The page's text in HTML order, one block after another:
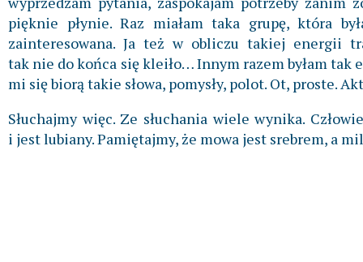
pięknie płynie. Raz miałam taka grupę, która
zainteresowana. Ja też w obliczu takiej energii
tak nie do końca się kleiło… Innym razem byłam tak
mi się biorą takie słowa, pomysły, polot. Ot, proste.
Słuchajmy więc. Ze słuchania wiele wynika.
i jest lubiany. Pamiętajmy, że mowa jest srebrem, a